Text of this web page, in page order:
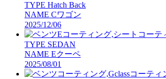
TYPE Hatch Back
NAME Cワゴン
2025/12/06
TYPE SEDAN
NAME Eクーペ
2025/08/01